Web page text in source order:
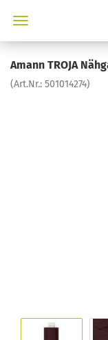
Amann TROJA
(Art.Nr.: 501014274)